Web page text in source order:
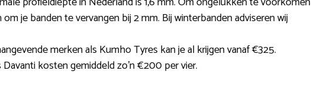
je banden te vervangen bij 2 mm. Bij winterbanden adviseren wij
merken als Kumho Tyres kan je al krijgen vanaf €325.
kosten gemiddeld zo’n €200 per vier.